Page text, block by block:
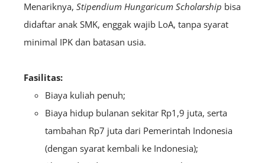
Menariknya, Stipendium Hungaricum Scholarship bisa
didaftar anak SMK, enggak wajib LoA, tanpa syarat
minimal IPK dan batasan usia.
Fasilitas:
Biaya kuliah penuh;
Biaya hidup bulanan sekitar Rp1,9 juta, serta
tambahan Rp7 juta dari Pemerintah Indonesia
(dengan syarat kembali ke Indonesia);